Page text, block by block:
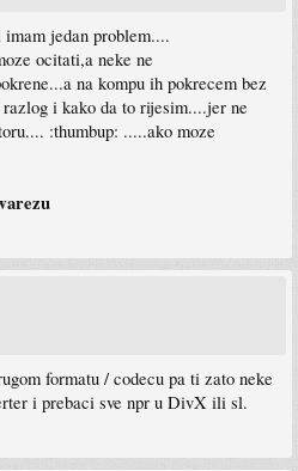
jedan problem....
ocitati,a neke ne
na kompu ih pokrecem bez
i kako da to rijesim....jer ne
:thumbup: .....ako moze
formatu / codecu pa ti zato neke
i prebaci sve npr u DivX ili sl.